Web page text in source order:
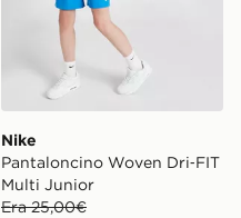
Nike
Pantaloncino Woven Dri‑FIT
Multi Junior
Era 25,00€